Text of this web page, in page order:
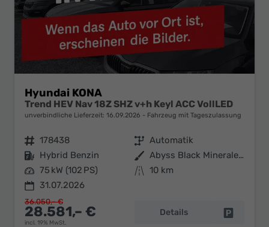
Hyundai KONA
Trend HEV Nav 18Z SHZ v+h Keyl ACC VollLED
unverbindliche Lieferzeit: 16.09.2026 Fahrzeug mit Tageszulassung
Fahrzeugnr. 178438 Getriebe Automatik
Kraftstoff Hybrid Benzin Außenfarbe
Abyss Black Mineraleffekt
Leistung 75 kW (102 PS) Kilometerstand 10 km
31.07.2026
28.581,– €
incl. 19% MwSt.
36.050,– €
Details